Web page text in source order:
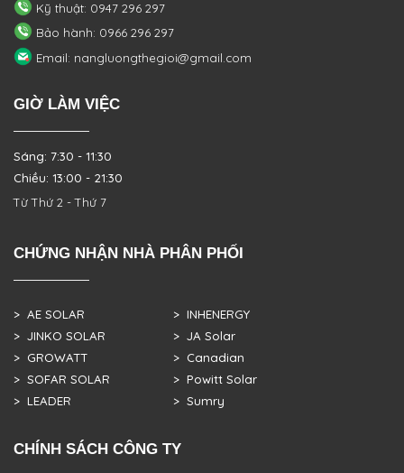
Kỹ thuật: 0947 296 297
Bảo hành: 0966 296 297
Email: nangluongthegioi@gmail.com
GIỜ LÀM VIỆC
Sáng: 7:30 - 11:30
Chiều: 13:00 - 21:30
Từ Thứ 2 - Thứ 7
CHỨNG NHẬN NHÀ PHÂN PHỐI
> AE SOLAR
> JINKO SOLAR
> GROWATT
> SOFAR SOLAR
> LEADER
> INHENERGY
> JA Solar
> Canadian
> Powitt Solar
> Sumry
CHÍNH SÁCH CÔNG TY